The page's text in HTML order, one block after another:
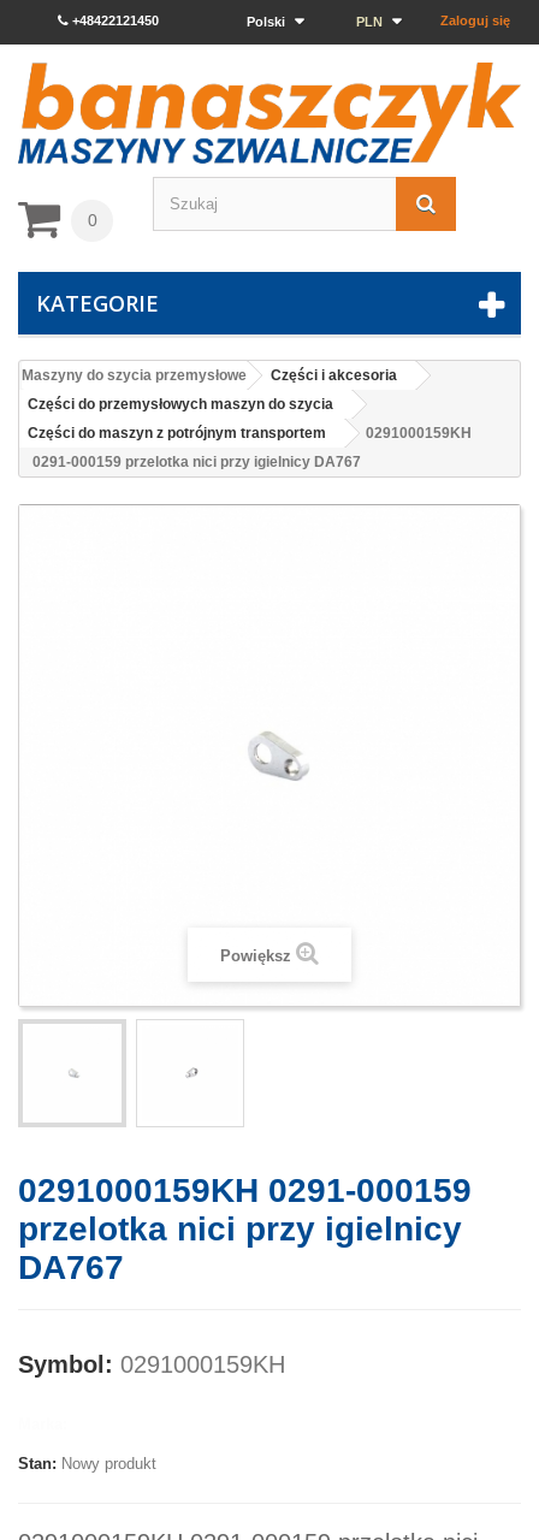
Zaloguj się
PLN
Polski
+48422121450
0
KATEGORIE
Maszyny do szycia przemysłowe
Części i akcesoria
Części do przemysłowych maszyn do szycia
Części do maszyn z potrójnym transportem
0291000159KH
0291-000159 przelotka nici przy igielnicy DA767
Powiększ
0291000159KH 0291-000159
przelotka nici przy igielnicy
DA767
Symbol: 0291000159KH
Stan: Nowy produkt